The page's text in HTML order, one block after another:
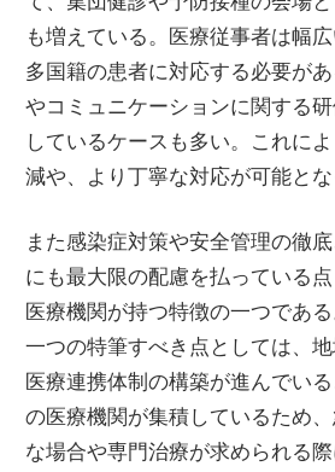
も増えている。医療従事者は幅広
多国籍の患者に対応する必要が
やコミュニケーションに関する
しているケースも多い。これに
減や、より丁寧な対応が可能とな
また感染症対策や安全管理の徹
にも最大限の配慮を払っている
医療機関が持つ特徴の一つであ
一つの特筆すべき点としては、
医療連携体制の構築が進んでい
の医療機関が集積しているため
な場合や専門治療が求められる